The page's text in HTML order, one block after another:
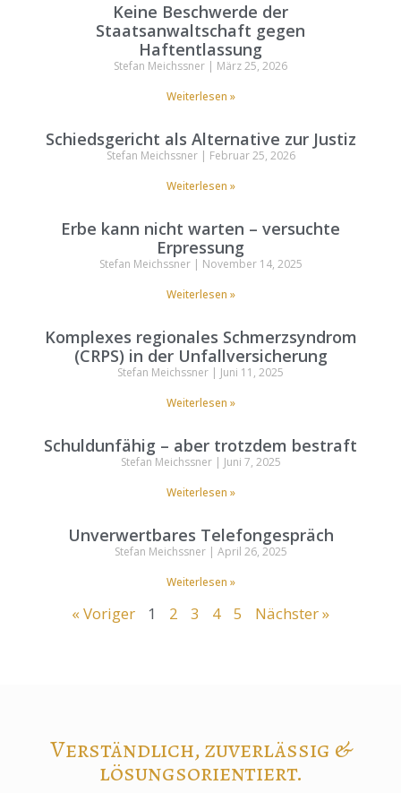
Keine Beschwerde der
Staatsanwaltschaft gegen
Haftentlassung
Stefan Meichssner
März 25, 2026
Weiterlesen »
Schiedsgericht als Alternative zur Justiz
Stefan Meichssner
Februar 25, 2026
Weiterlesen »
Erbe kann nicht warten – versuchte
Erpressung
Stefan Meichssner
November 14, 2025
Weiterlesen »
Komplexes regionales Schmerzsyndrom
(CRPS) in der Unfallversicherung
Stefan Meichssner
Juni 11, 2025
Weiterlesen »
Schuldunfähig – aber trotzdem bestraft
Stefan Meichssner
Juni 7, 2025
Weiterlesen »
Unverwertbares Telefongespräch
Stefan Meichssner
April 26, 2025
Weiterlesen »
« Voriger 1 2 3 4 5 Nächster »
Verständlich, zuverlässig &
lösungsorientiert.